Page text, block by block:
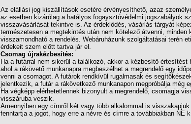
Az elállási jog kiszállítások esetére érvényesíthető, azaz
az esetben kizárólag a hatályos fogaysztóvédelmi jogszabályok
visszavásárlását tekintve is. Az érdeklődés, vásárlás tárgyát
természetesen a megtekintés után nem kötelező átvenni, minden
visszamondható a rendelés. Webáruházunk szolgáltatásai terén
érdekeit szem előtt tartva jár el.
Csomag újrakézbesítés:
Ha a futárral nem sikerül a találkozó, akkor a kézbesítő értesítést
ahol a rákövető munkanapra megbeszélhet a megrendelő egy
venni a csomagot. A futárok rendkívül rugalmasak és
jelentkezik, a futár a rákövetkező munkanapon megpróbálja még
Ha végképp elérhetetlennek bizonyult a megrendelő, csomagja
visszáruba veszik.
Amennyiben egy címről két vagy több alkalommal is
fenntartja a jogot, hogy erre a névre és címre a továbbiakban NE